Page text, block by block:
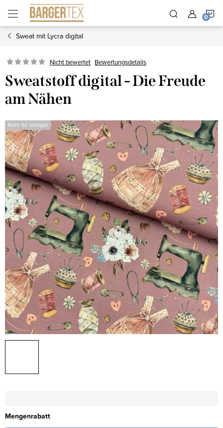
Inhalt
springen
Sweat mit Lycra digital
Nicht bewertet Bewertungsdetails
Sweatstoff digital - Die Freude
am Nähen
Mehr für weniger
Mengenrabatt